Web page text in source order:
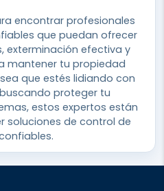
encontrar profesionales
que puedan ofrecer
exterminación efectiva y
mantener tu propiedad
que estés lidiando con
proteger tu
estos expertos están
soluciones de control de